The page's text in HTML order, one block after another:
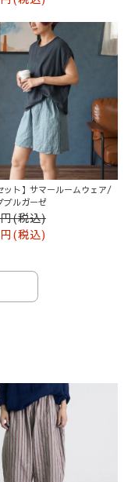
ット】サマールームウェア/
ブルガーゼ
(税込)
(税込)